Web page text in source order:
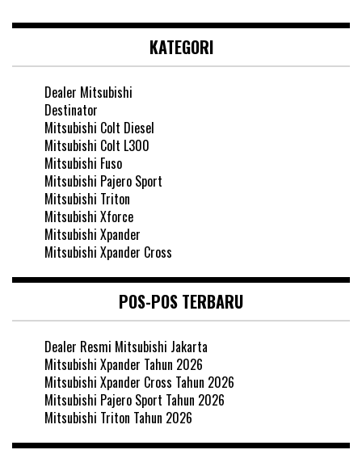
KATEGORI
Dealer Mitsubishi
Destinator
Mitsubishi Colt Diesel
Mitsubishi Colt L300
Mitsubishi Fuso
Mitsubishi Pajero Sport
Mitsubishi Triton
Mitsubishi Xforce
Mitsubishi Xpander
Mitsubishi Xpander Cross
POS-POS TERBARU
Dealer Resmi Mitsubishi Jakarta
Mitsubishi Xpander Tahun 2026
Mitsubishi Xpander Cross Tahun 2026
Mitsubishi Pajero Sport Tahun 2026
Mitsubishi Triton Tahun 2026